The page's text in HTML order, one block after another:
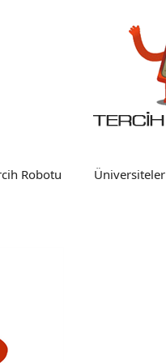
Robotu Üniversiteler